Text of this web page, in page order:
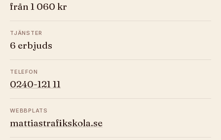
från 1 060 kr
TJÄNSTER
6 erbjuds
TELEFON
0240-121 11
WEBBPLATS
mattiastrafikskola.se